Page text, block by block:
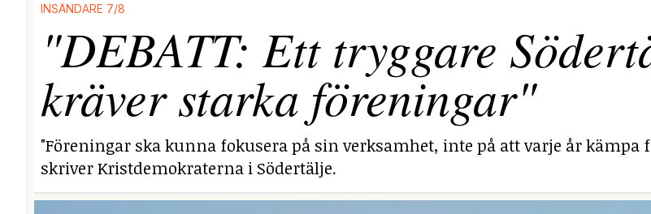
INSÄNDARE 7/8
"DEBATT: Ett tryggare
kräver starka föreningar"
"Föreningar ska kunna fokusera på sin verksamhet, inte på att varje år kämpa
skriver Kristdemokraterna i Södertälje.